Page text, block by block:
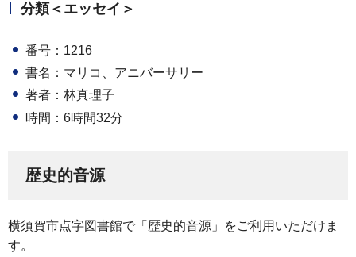
分類＜エッセイ＞
番号：1216
書名：マリコ、アニバーサリー
著者：林真理子
時間：6時間32分
歴史的音源
横須賀市点字図書館で「歴史的音源」をご利用いただけま
す。